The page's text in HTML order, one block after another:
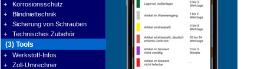
+ Korrosionsschutz
+ Blindniettechnik
+ Sicherung von Schrauben
+ Technisches Zubehör
(3) Tools
+ Werkstoff-Infos
+ Zoll-Umrechner